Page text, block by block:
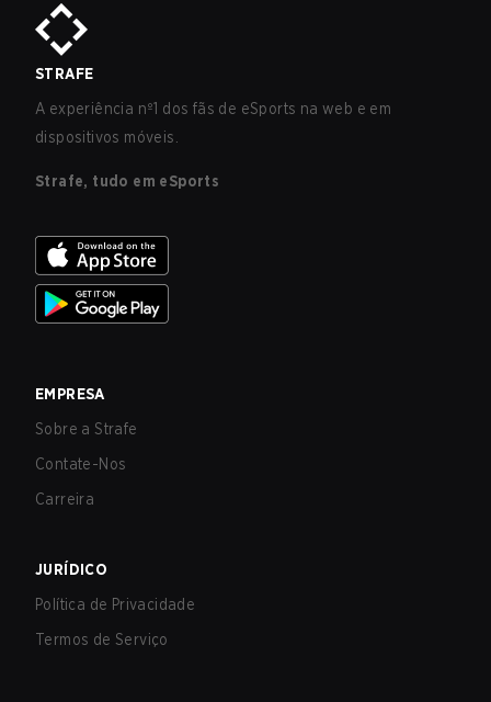
STRAFE
A experiência nº1 dos fãs de eSports na web e em
dispositivos móveis.
Strafe, tudo em eSports
EMPRESA
Sobre a Strafe
Contate-Nos
Carreira
JURÍDICO
Política de Privacidade
Termos de Serviço